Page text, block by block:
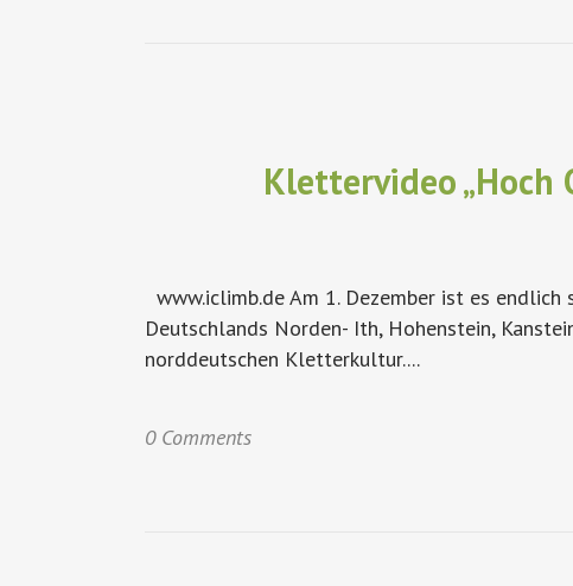
Klettervideo „Hoch
www.iclimb.de Am 1. Dezember ist es
Deutschlands Norden- Ith, Hohenstein,
norddeutschen Kletterkultur....
0 Comments